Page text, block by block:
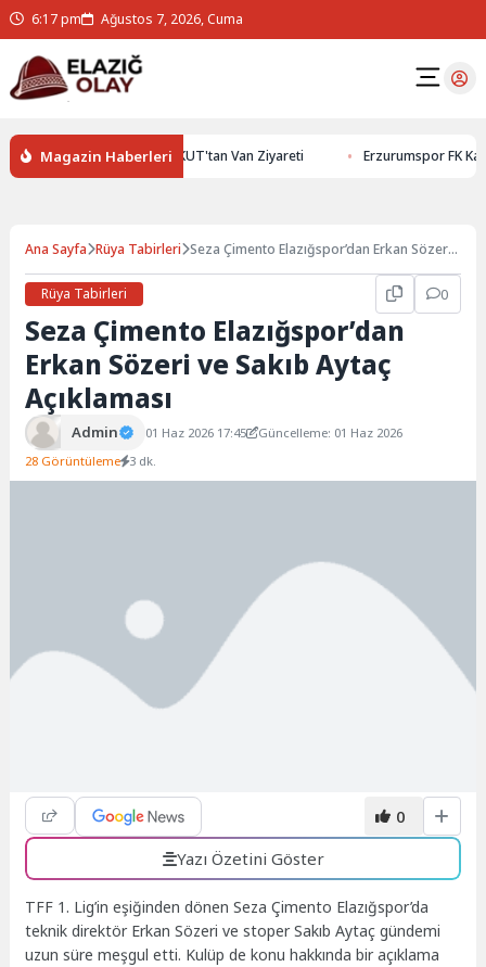
6:17 pm Ağustos 7, 2026, Cuma
Magazin Haberleri
Keşfedin İHAKUT'tan Van Ziyareti Erzurumspor FK Kamp
Ana Sayfa Rüya Tabirleri Seza Çimento Elazığspor’dan Erkan Sözeri
Rüya Tabirleri
0
Seza Çimento Elazığspor’dan
Erkan Sözeri ve Sakıb Aytaç
Açıklaması
Admin 01 Haz 2026 17:45
Güncelleme: 01 Haz 2026
28 Görüntüleme 3 dk.
0
Yazı Özetini Göster
TFF 1. Lig’in eşiğinden dönen Seza Çimento Elazığspor’da
teknik direktör Erkan Sözeri ve stoper Sakıb Aytaç gündemi
uzun süre meşgul etti. Kulüp de konu hakkında bir açıklama